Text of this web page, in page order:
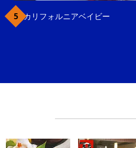
カリフォルニアベイビー